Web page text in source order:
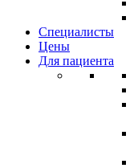
Специалисты
Цены
Для пациента